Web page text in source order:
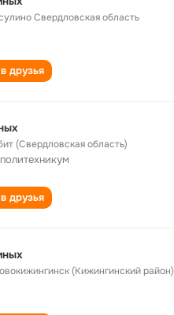
Свердловская область
друзья
(Свердловская область)
друзья
(Кижингинский район)